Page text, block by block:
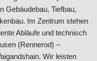
Gebäudebau, Tiefbau,
Im Zentrum stehen
Abläufe und technisch
(Rennerod) –
Wir leisten